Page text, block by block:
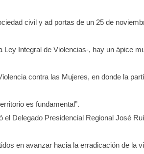
civil y ad portas de un 25 de
Ley Integral de Violencias-, hay un ápice
contra las Mujeres, en donde la
es fundamental”.
el Delegado Presidencial Regional José
en avanzar hacia la erradicación de la